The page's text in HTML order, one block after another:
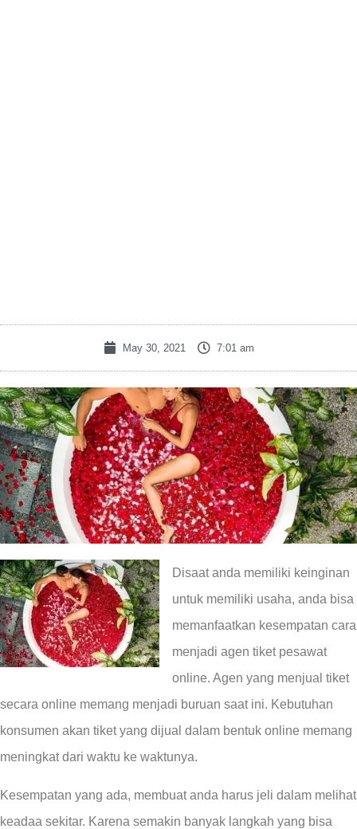
May 30, 2021 7:01 am
Disaat anda memiliki keinginan
untuk memiliki usaha, anda bisa
memanfaatkan kesempatan cara
menjadi agen tiket pesawat
online. Agen yang menjual tiket
secara online memang menjadi buruan saat ini. Kebutuhan
konsumen akan tiket yang dijual dalam bentuk online memang
meningkat dari waktu ke waktunya.
Kesempatan yang ada, membuat anda harus jeli dalam melihat
keadaa sekitar. Karena semakin banyak langkah yang bisa